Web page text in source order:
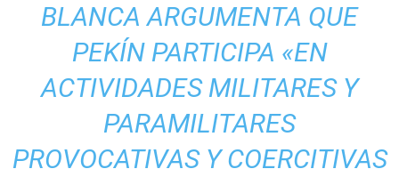
BLANCAARGUMENTA QUE
PEKÍN PARTICIPA «EN
ACTIVIDADES MILITARES Y
PARAMILITARES
PROVOCATIVAS Y COERCITIVAS